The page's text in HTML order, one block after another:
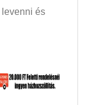
és